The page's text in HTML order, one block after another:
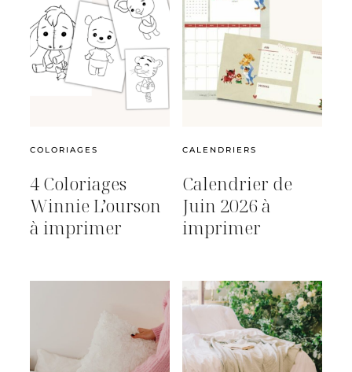
COLORIAGES
4 Coloriages
Winnie L’ourson
à imprimer
CALENDRIERS
Calendrier de
Juin 2026 à
imprimer